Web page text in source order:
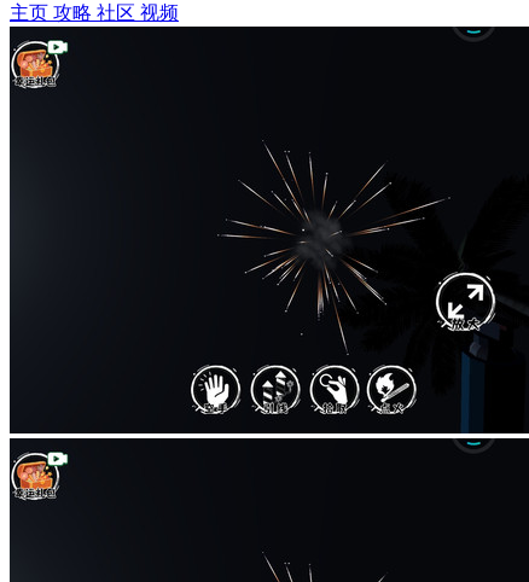
主页 攻略 社区 视频